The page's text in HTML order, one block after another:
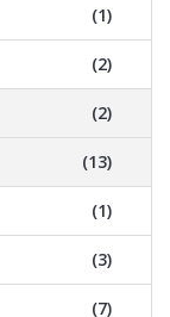
(1)
(2)
(2)
(13)
(1)
(3)
(7)